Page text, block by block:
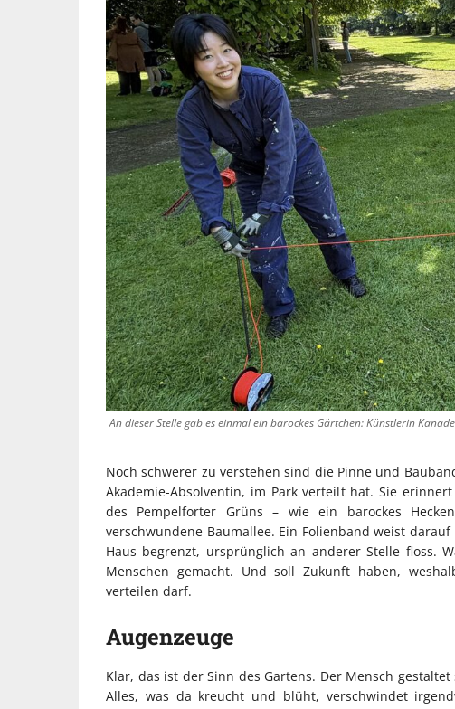
An dieser Stelle gab es einmal ein barockes Gärtchen: Künstlerin
Noch schwerer zu verstehen sind die Pinne und
Akademie-Absolventin, im Park verteilt hat. Sie
des Pempelforter Grüns – wie ein barockes
verschwundene Baumallee. Ein Folienband weist
Haus begrenzt, ursprünglich an anderer Stelle floss.
Menschen gemacht. Und soll Zukunft haben,
verteilen darf.
Augenzeuge
Klar, das ist der Sinn des Gartens. Der Mensch
Alles, was da kreucht und blüht, verschwindet